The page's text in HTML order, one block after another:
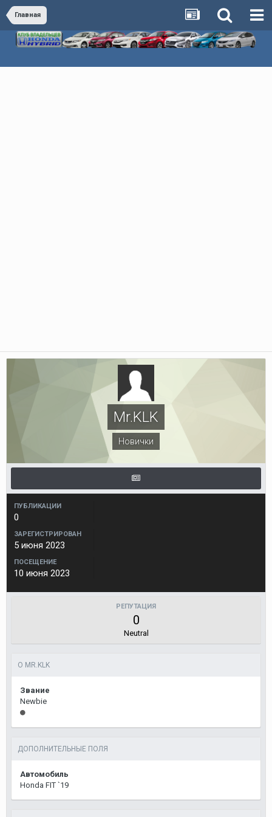
Главная
Mr.KLK
Новички
ПУБЛИКАЦИИ
0
ЗАРЕГИСТРИРОВАН
5 июня 2023
ПОСЕЩЕНИЕ
10 июня 2023
РЕПУТАЦИЯ
0
Neutral
О MR.KLK
Звание
Newbie
ДОПОЛНИТЕЛЬНЫЕ ПОЛЯ
Автомобиль
Honda FIT `19